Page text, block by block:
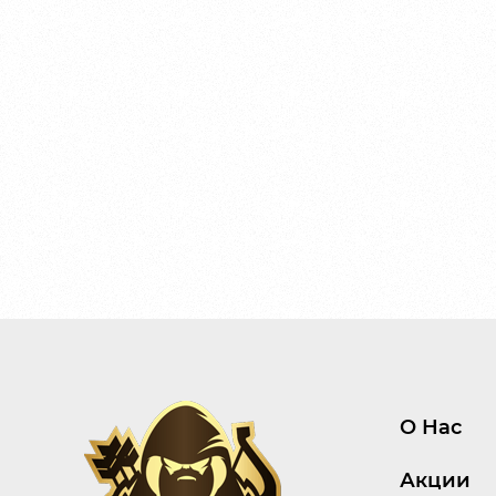
О Нас
Акции